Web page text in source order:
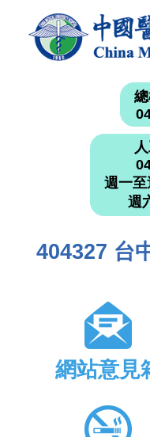
週一
週
404327 台
網站意見